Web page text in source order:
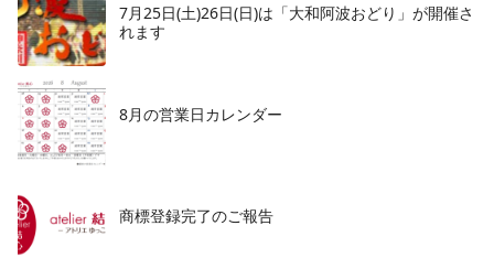
7月25日(土)26日(日)は「大和阿波おどり」が開催さ
れます
8月の営業日カレンダー
商標登録完了のご報告